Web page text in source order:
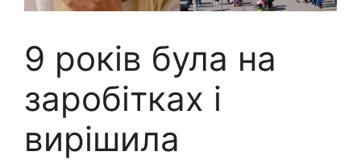
9 років була на
заробітках і
вирішила